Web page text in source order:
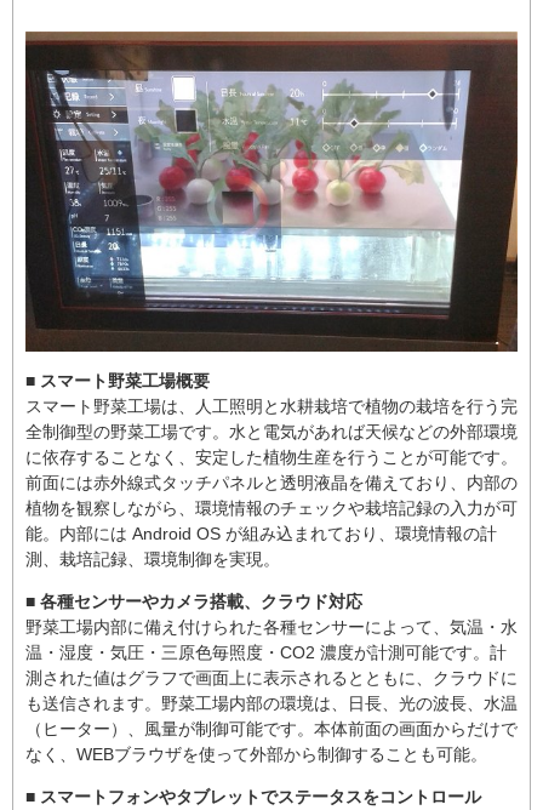
■ スマート野菜工場概要
スマート野菜工場は、人工照明と水耕栽培で植物の栽培を行う完
全制御型の野菜工場です。水と電気があれば天候などの外部環境
に依存することなく、安定した植物生産を行うことが可能です。
前面には赤外線式タッチパネルと透明液晶を備えており、内部の
植物を観察しながら、環境情報のチェックや栽培記録の入力が可
能。内部には Android OS が組み込まれており、環境情報の計
測、栽培記録、環境制御を実現。
■ 各種センサーやカメラ搭載、クラウド対応
野菜工場内部に備え付けられた各種センサーによって、気温・水
温・湿度・気圧・三原色毎照度・CO2 濃度が計測可能です。計
測された値はグラフで画面上に表示されるとともに、クラウドに
も送信されます。野菜工場内部の環境は、日長、光の波長、水温
（ヒーター）、風量が制御可能です。本体前面の画面からだけで
なく、WEBブラウザを使って外部から制御することも可能。
■ スマートフォンやタブレットでステータスをコントロール